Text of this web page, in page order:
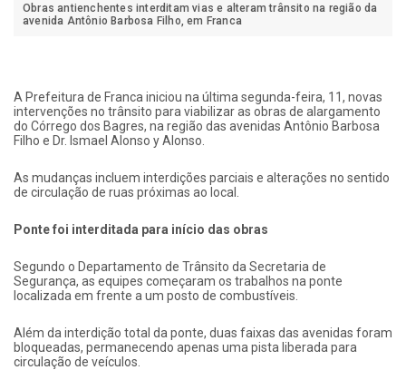
Obras antienchentes interditam vias e alteram trânsito na região da
avenida Antônio Barbosa Filho, em Franca
A Prefeitura de Franca iniciou na última segunda-feira, 11, novas
intervenções no trânsito para viabilizar as obras de alargamento
do Córrego dos Bagres, na região das avenidas Antônio Barbosa
Filho e Dr. Ismael Alonso y Alonso.
As mudanças incluem interdições parciais e alterações no sentido
de circulação de ruas próximas ao local.
Ponte foi interditada para início das obras
Segundo o Departamento de Trânsito da Secretaria de
Segurança, as equipes começaram os trabalhos na ponte
localizada em frente a um posto de combustíveis.
Além da interdição total da ponte, duas faixas das avenidas foram
bloqueadas, permanecendo apenas uma pista liberada para
circulação de veículos.